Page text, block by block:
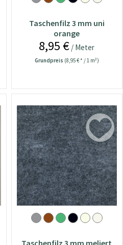
Taschenfilz 3 mm uni
orange
8,95 € / Meter
Grundpreis (8,95 € * / 1 m²)